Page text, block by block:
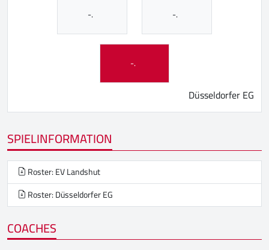
-. -.
-.
Düsseldorfer EG
SPIELINFORMATION
Roster: EV Landshut
Roster: Düsseldorfer EG
COACHES